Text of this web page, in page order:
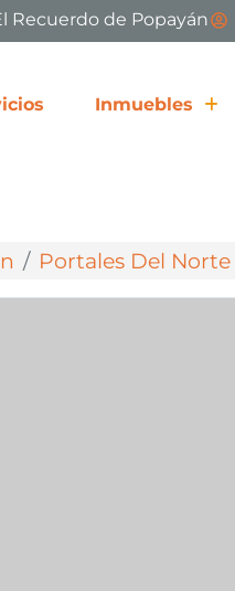
Recuerdo de Popayán
Inmuebles
Portales Del Norte